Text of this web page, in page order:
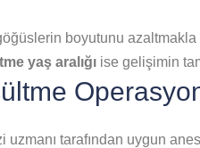
boyutunu
yaş aralığı ise gelişimin
uzmanı tarafından uygun